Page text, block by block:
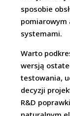
sposobie
pomiarowym
systemami.
Warto
wersją
testowania,
decyzji
R&D